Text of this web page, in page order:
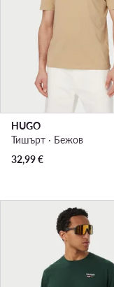
HUGO
Тишърт · Бежов
32,99€